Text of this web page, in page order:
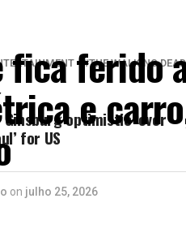
THE WALKING DEAD
optimistic ‘over
for US
fica ferido
e
on julho 25, 2026